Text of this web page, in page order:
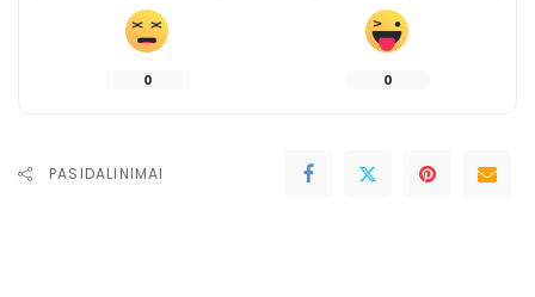
0 0
PASIDALINIMAI